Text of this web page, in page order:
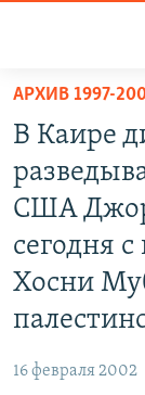
доступа
основному
содержанию
Вернутся
главной
Вернутся
ПОДКАСТЫ
АВТОРСКИЕ
МНЕНИЯ
КУЛЬТУРА
АРХИВ 1997-
В Каире
США
сегодня
Хосни
16 февраля 2002